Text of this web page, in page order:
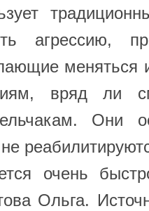
агрессию,
меняться
вряд ли
Они
очень
Ольга.